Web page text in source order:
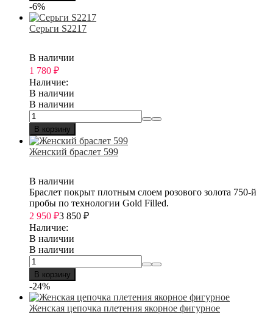
-6%
Серьги S2217
В наличии
1 780 ₽
Наличие:
В наличии
В наличии
В корзину
Женский браслет 599
В наличии
Браслет покрыт плотным слоем розового золота 750-й
пробы по технологии Gold Filled.
2 950 ₽3 850 ₽
Наличие:
В наличии
В наличии
В корзину
-24%
Женская цепочка плетения якорное фигурное